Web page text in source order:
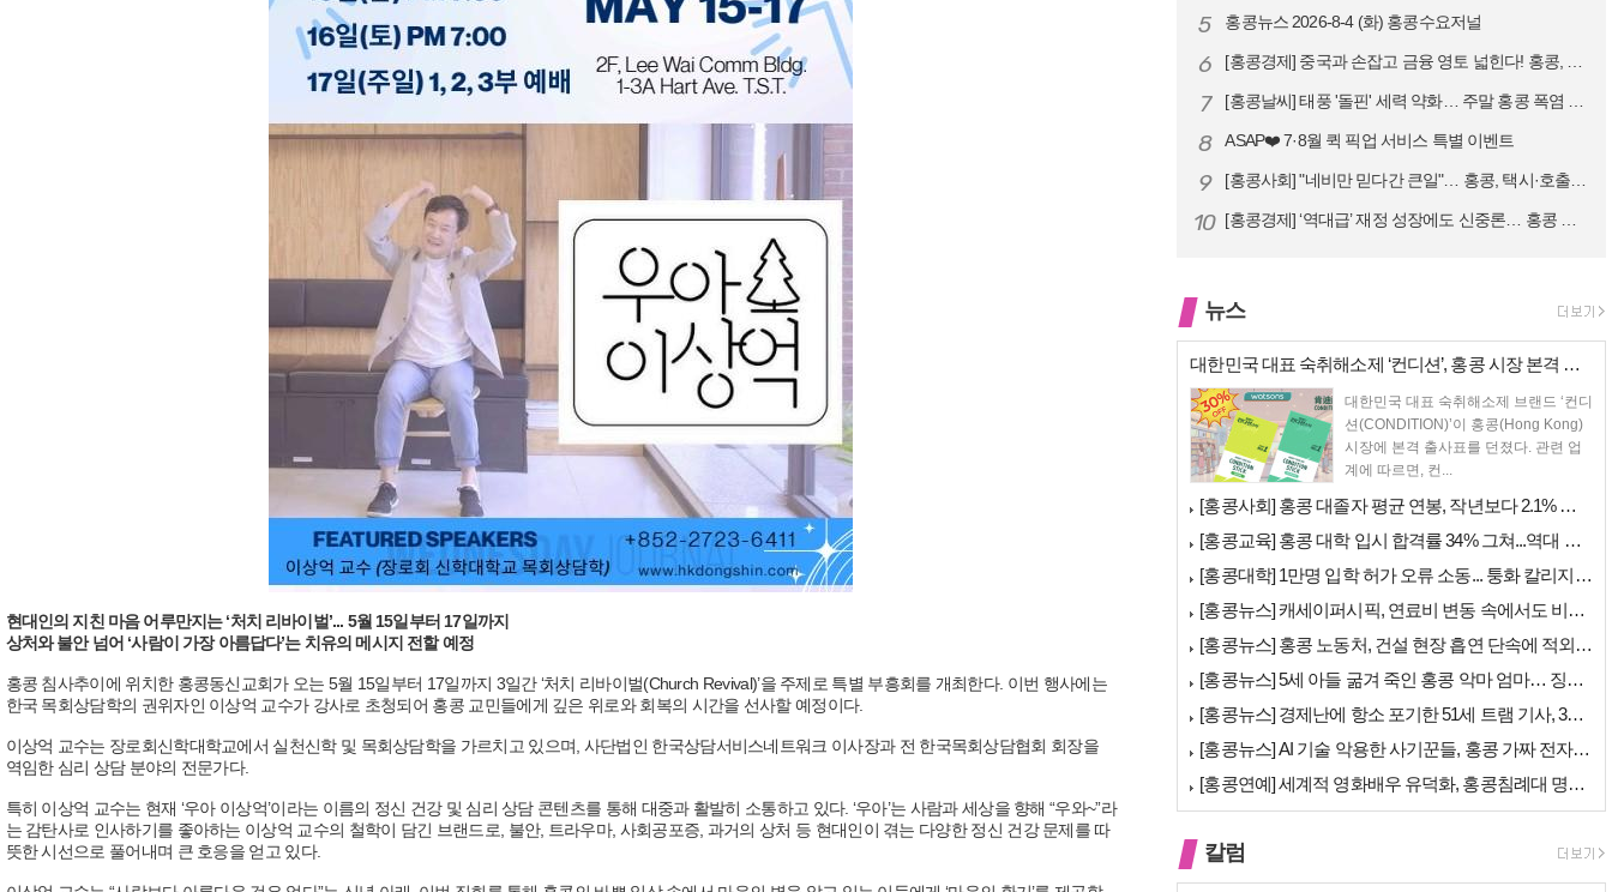
현대인의 지친 마음 어루만지는 ‘처치 리바이벌’... 5월 15일부터 17일까지
상처와 불안 넘어 ‘사람이 가장 아름답다’는 치유의 메시지 전할 예정
홍콩 침사추이에 위치한 홍콩동신교회가 오는 5월 15일부터 17일까지 3일간 ‘처치 리바이벌(Church Revival)’을 주제로 특별 부흥회를 개최한다. 이번 행사에는
한국 목회상담학의 권위자인 이상억 교수가 강사로 초청되어 홍콩 교민들에게 깊은 위로와 회복의 시간을 선사할 예정이다.
이상억 교수는 장로회신학대학교에서 실천신학 및 목회상담학을 가르치고 있으며, 사단법인 한국상담서비스네트워크 이사장과 전 한국목회상담협회 회장을
역임한 심리 상담 분야의 전문가다.
특히 이상억 교수는 현재 ‘우아 이상억’이라는 이름의 정신 건강 및 심리 상담 콘텐츠를 통해 대중과 활발히 소통하고 있다. ‘우아’는 사람과 세상을 향해 “우와~”라
는 감탄사로 인사하기를 좋아하는 이상억 교수의 철학이 담긴 브랜드로, 불안, 트라우마, 사회공포증, 과거의 상처 등 현대인이 겪는 다양한 정신 건강 문제를 따
뜻한 시선으로 풀어내며 큰 호응을 얻고 있다.
5 홍콩뉴스 2026-8-4 (화) 홍콩수요저널
6 [홍콩경제] 중국과 손잡고 금융 영토 넓힌다! 홍콩, 10대 신규 정책 …
7 [홍콩날씨] 태풍 '돌핀' 세력 약화… 주말 홍콩 폭염 예고
8 ASAP❤️ 7·8월 퀵 픽업 서비스 특별 이벤트
9 [홍콩사회] "네비만 믿다간 큰일"… 홍콩, 택시·호출차 통합 시험 도입…
10 [홍콩경제] ‘역대급’ 재정 성장에도 신중론… 홍콩 GDP 전망 상향 속…
뉴스
대한민국 대표 숙취해소제 ‘컨디션’, 홍콩 시장 본격 상륙… 왓슨스 입점…
대한민국 대표 숙취해소제 브랜드 ‘컨디
션(CONDITION)’이 홍콩(Hong Kong)
시장에 본격 출사표를 던졌다. 관련 업
계에 따르면, 컨...
[홍콩사회] 홍콩 대졸자 평균 연봉, 작년보다 2.1% 오른 33만 6천…
[홍콩교육] 홍콩 대학 입시 합격률 34% 그쳐...역대 최저
[홍콩대학] 1만명 입학 허가 오류 소동... 퉁화 칼리지 공식 사과
[홍콩뉴스] 캐세이퍼시픽, 연료비 변동 속에서도 비용 절감 위한 감편 계…
[홍콩뉴스] 홍콩 노동처, 건설 현장 흡연 단속에 적외선 드론 투입 검토
[홍콩뉴스] 5세 아들 굶겨 죽인 홍콩 악마 엄마… 징역 22년 중형 선…
[홍콩뉴스] 경제난에 항소 포기한 51세 트램 기사, 3세 여아 치사 혐…
[홍콩뉴스] AI 기술 악용한 사기꾼들, 홍콩 가짜 전자 비자 사이트 극…
[홍콩연예] 세계적 영화배우 유덕화, 홍콩침례대 명예 박사 학위 받는다
칼럼